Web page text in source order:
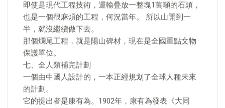
即使是現代工程技術，運輸疊放一整塊1萬噸的石頭，
也是一個很麻煩的工程，何況當年。 所以山開到一
半，就沒繼續做下去。
那個爛尾工程，就是陽山碑材，現在是全國重點文物
保護單位。
七、全人類補完計劃
一個由中國人設計的，一本正經規划了全球人種未來
的計劃。
它的提出者是康有為。1902年，康有為發表《大同